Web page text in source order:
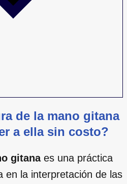
de la mano gitana
a ella sin costo?
gitanaes una práctica
en la interpretación de las